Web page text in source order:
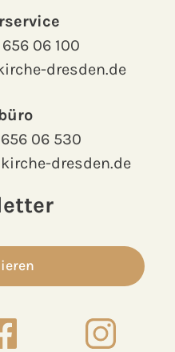
06 100
dresden.de
06 530
dresden.de